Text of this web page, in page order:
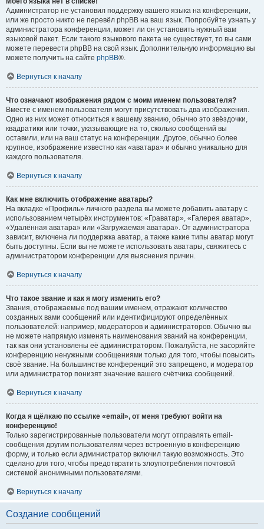
Администратор не установил поддержку вашего языка на конференции,
или же просто никто не перевёл phpBB на ваш язык. Попробуйте узнать у
администратора конференции, может ли он установить нужный вам
языковой пакет. Если такого языкового пакета не существует, то вы сами
можете перевести phpBB на свой язык. Дополнительную информацию вы
можете получить на сайте phpBB®.
Вернуться к началу
Что означают изображения рядом с моим именем пользователя?
Вместе с именем пользователя могут присутствовать два изображения.
Одно из них может относиться к вашему званию, обычно это звёздочки,
квадратики или точки, указывающие на то, сколько сообщений вы
оставили, или на ваш статус на конференции. Другое, обычно более
крупное, изображение известно как «аватара» и обычно уникально для
каждого пользователя.
Вернуться к началу
Как мне включить отображение аватары?
На вкладке «Профиль» личного раздела вы можете добавить аватару с
использованием четырёх инструментов: «Граватар», «Галерея аватар»,
«Удалённая аватара» или «Загружаемая аватара». От администратора
зависит, включена ли поддержка аватар, а также какие типы аватар могут
быть доступны. Если вы не можете использовать аватары, свяжитесь с
администратором конференции для выяснения причин.
Вернуться к началу
Что такое звание и как я могу изменить его?
Звания, отображаемые под вашим именем, отражают количество
созданных вами сообщений или идентифицируют определённых
пользователей: например, модераторов и администраторов. Обычно вы
не можете напрямую изменять наименования званий на конференции,
так как они установлены её администратором. Пожалуйста, не засоряйте
конференцию ненужными сообщениями только для того, чтобы повысить
своё звание. На большинстве конференций это запрещено, и модератор
или администратор понизят значение вашего счётчика сообщений.
Вернуться к началу
Когда я щёлкаю по ссылке «email», от меня требуют войти на
конференцию!
Только зарегистрированные пользователи могут отправлять email-
сообщения другим пользователям через встроенную в конференцию
форму, и только если администратор включил такую возможность. Это
сделано для того, чтобы предотвратить злоупотребления почтовой
системой анонимными пользователями.
Вернуться к началу
Создание сообщений